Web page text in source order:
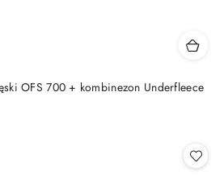
OFS 700 + kombinezon Underfleece